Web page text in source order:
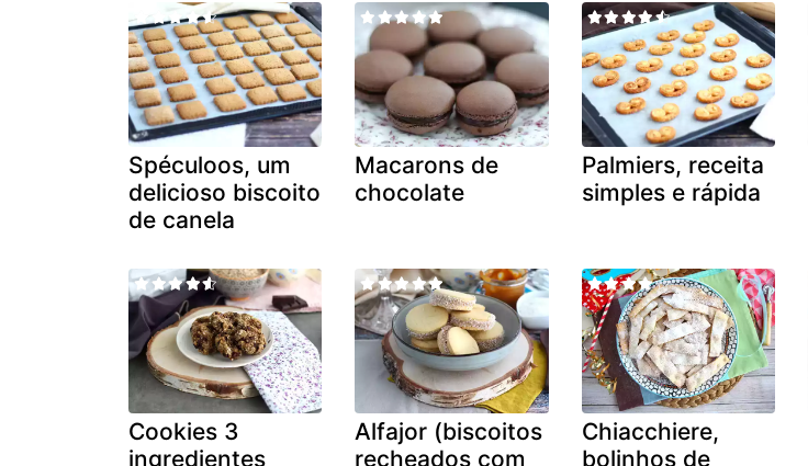
Spéculoos, um
delicioso biscoito
de canela
Macarons de
chocolate
Palmiers, receita
simples e rápida
Cookies 3
ingredientes
Alfajor (biscoitos
recheados com
Chiacchiere,
bolinhos de